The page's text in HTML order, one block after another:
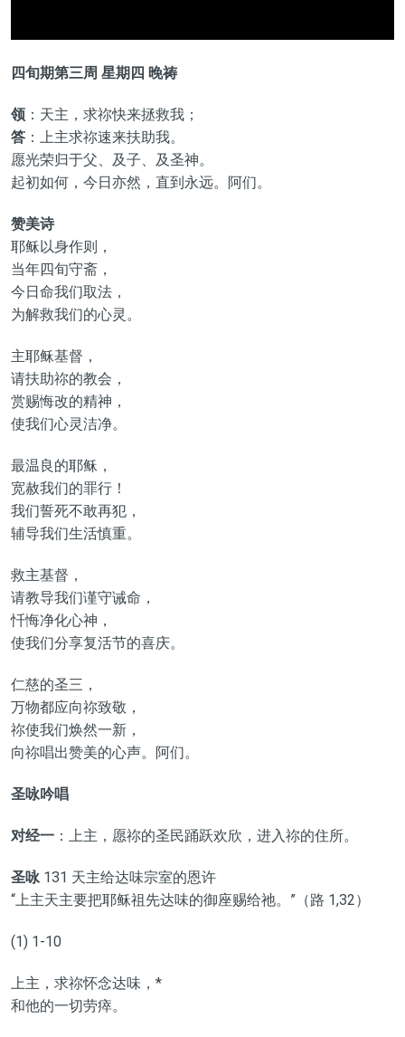
四旬期第三周 星期四 晚祷
领：天主，求祢快来拯救我；
答：上主求祢速来扶助我。
愿光荣归于父、及子、及圣神。
起初如何，今日亦然，直到永远。阿们。
赞美诗
耶稣以身作则，
当年四旬守斋，
今日命我们取法，
为解救我们的心灵。
主耶稣基督，
请扶助祢的教会，
赏赐悔改的精神，
使我们心灵洁净。
最温良的耶稣，
宽赦我们的罪行！
我们誓死不敢再犯，
辅导我们生活慎重。
救主基督，
请教导我们谨守诫命，
忏悔净化心神，
使我们分享复活节的喜庆。
仁慈的圣三，
万物都应向祢致敬，
祢使我们焕然一新，
向祢唱出赞美的心声。阿们。
圣咏吟唱
对经一：上主，愿祢的圣民踊跃欢欣，进入祢的住所。
圣咏 131 天主给达味宗室的恩许
“上主天主要把耶稣祖先达味的御座赐给祂。”（路 1,32）
(1) 1-10
上主，求祢怀念达味，*
和他的一切劳瘁。